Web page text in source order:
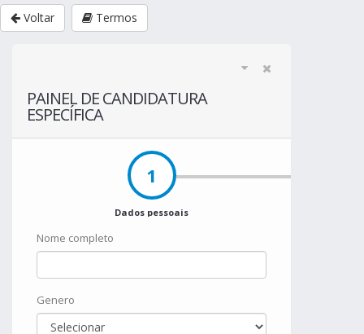
Voltar Termos
PAINEL DE CANDIDATURA
ESPECÍFICA
1
Dados pessoais
Nome completo
Genero